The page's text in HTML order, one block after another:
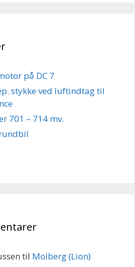
på DC 7
stykke ved luftindtag til
701 – 714 mv.
til Molberg (Lion)